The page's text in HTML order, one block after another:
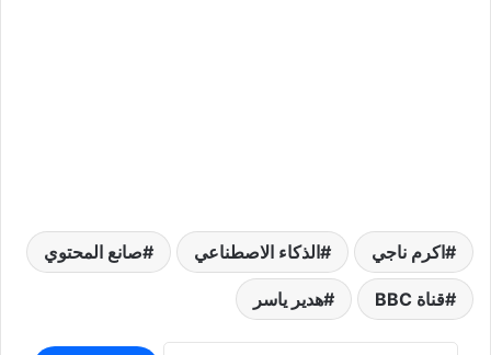
اكرم ناجي الذكاء الاصطناعي صانع المحتوي
قناة BBC هدير ياسر